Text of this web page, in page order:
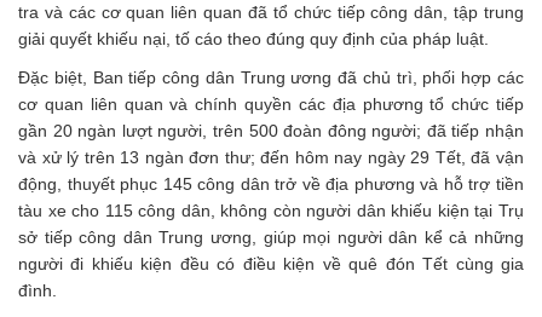
tra và các cơ quan liên quan đã tổ chức tiếp công dân, tập trung
giải quyết khiếu nại, tố cáo theo đúng quy định của pháp luật.
Đặc biệt, Ban tiếp công dân Trung ương đã chủ trì, phối hợp các
cơ quan liên quan và chính quyền các địa phương tổ chức tiếp
gần 20 ngàn lượt người, trên 500 đoàn đông người; đã tiếp nhận
và xử lý trên 13 ngàn đơn thư; đến hôm nay ngày 29 Tết, đã vận
động, thuyết phục 145 công dân trở về địa phương và hỗ trợ tiền
tàu xe cho 115 công dân, không còn người dân khiếu kiện tại Trụ
sở tiếp công dân Trung ương, giúp mọi người dân kể cả những
người đi khiếu kiện đều có điều kiện về quê đón Tết cùng gia
đình.